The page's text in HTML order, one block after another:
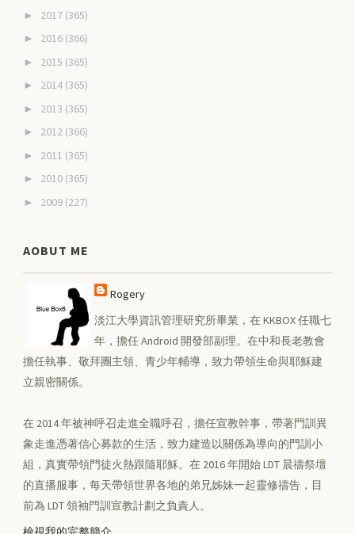
► 2017 (365)
► 2016 (366)
► 2015 (365)
► 2014 (365)
► 2013 (365)
► 2012 (366)
► 2011 (365)
► 2010 (365)
► 2009 (227)
AOBUT ME
Rogery
淡江大學資訊管理研究所畢業，在 KKBOX 任職七
年，擔任 Android 開發部副理。在中和長老教會
擔任執事、敬拜團主領、青少年輔導，致力帶領生命與耶穌建
立親密關係。
在 2014 年被神呼召走進全職呼召，擔任宣教幹事，帶著門訓異
象走進憑著信心募款的生活，致力建造以關係為導向的門訓小
組，真實帶領門徒火熱跟隨耶穌。在 2016 年開始 LDT 晨禱祭壇
的直播服事，每天帶領世界各地的弟兄姊妹一起靈修禱告，目
前為 LDT 領袖門訓宣教計劃之負責人。